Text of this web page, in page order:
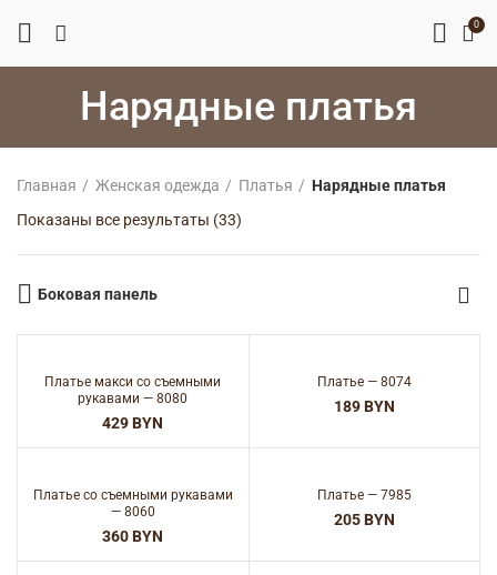
0
Нарядные платья
Главная Женская одежда Платья
Нарядные платья
Показаны все результаты (33)
Боковая панель
Платье макси со съемными
рукавами — 8080
BYN
Платье — 8074
BYN
Платье со съемными рукавами
— 8060
BYN
Платье — 7985
BYN